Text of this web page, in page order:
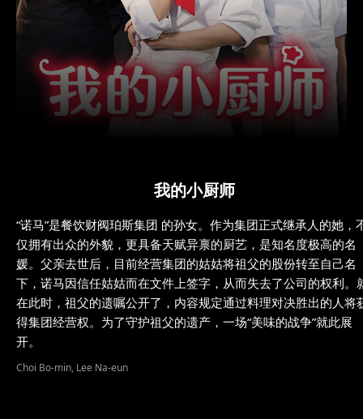
我的小厨师
“诺马”是餐饮财阀珀斯集团 的孙女。作为集团正式继承人的她，
仅拥有出众的外貌，更具备天赋异禀的厨艺，是知名度极高的名
媛。父亲去世后，目前经营集团的姑姑将祖父的股份转至自己名
下，诺马因信任姑姑而在文件上签字，从而失去了公司的权利。
在此时，祖父的遗嘱公开了，内容规定通过料理对决胜出的人将
得集团经营权。为了守护祖父的遗产，一场“美味的战争”就此展
开。
Choi Bo-min, Lee Na-eun